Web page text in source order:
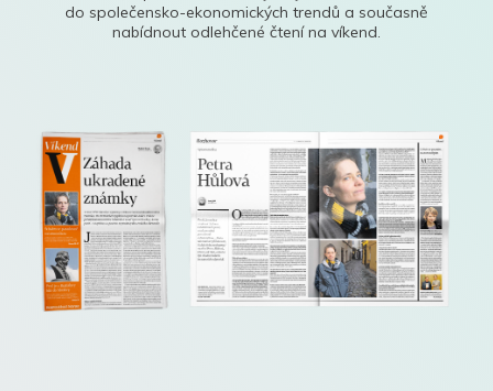
do společensko-ekonomických trendů a současně
nabídnout odlehčené čtení na víkend.